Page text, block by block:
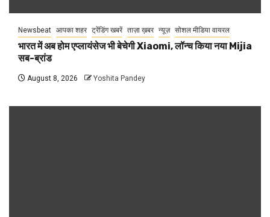
Newsbeat आपका शहर ट्रेंडिंग खबरें ताज़ा ख़बर न्यूज़ सोशल मीडिया वायरल
भारत में अब होम एप्लायंसेज भी बेचेगी Xiaomi, लॉन्च किया नया Mijia
सब-ब्रांड
August 8, 2026 Yoshita Pandey